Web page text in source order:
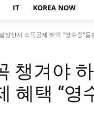
IT KOREA NOW
정산시 소득공제 혜택 "영수증"들
챙겨야
혜택 “영